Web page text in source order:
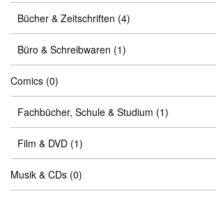
Bücher & Zeitschriften (4)
Büro & Schreibwaren (1)
Comics (0)
Fachbücher, Schule & Studium (1)
Film & DVD (1)
Musik & CDs (0)